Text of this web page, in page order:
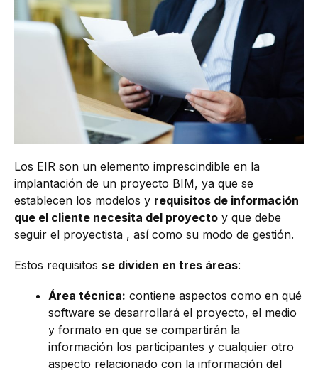
Los EIR son un elemento imprescindible en la
implantación de un proyecto BIM, ya que se
establecen los modelos y requisitos de información
que el cliente necesita del proyecto y que debe
seguir el proyectista , así como su modo de gestión.
Estos requisitos se dividen en tres áreas:
Área técnica: contiene aspectos como en qué
software se desarrollará el proyecto, el medio
y formato en que se compartirán la
información los participantes y cualquier otro
aspecto relacionado con la información del